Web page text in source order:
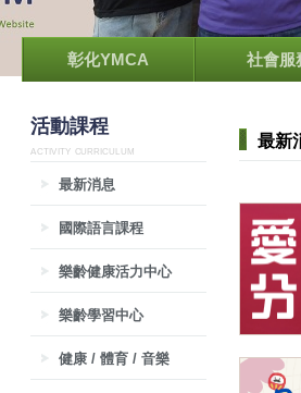
彰化YMCA 社會服
活動課程
ACTIVITY CURRICULUM
最新消息
國際語言課程
樂齡健康活力中心
樂齡學習中心
健康 / 體育 / 音樂
最新